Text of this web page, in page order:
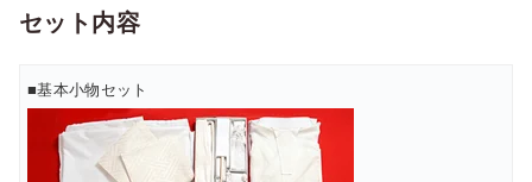
セット内容
■基本小物セット